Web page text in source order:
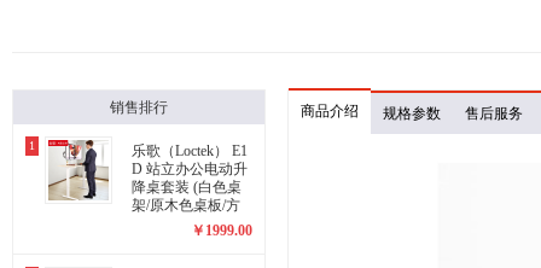
销售排行
1
乐歌（Loctek） E1
D 站立办公电动升
降桌套装 (白色桌
架/原木色桌板/方
形1200x600mm)
￥ 1999.00
商品介绍 规格参数 售后服务